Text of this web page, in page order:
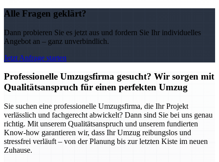
Alle Fragen geklärt?
Dann probieren Sie es jetzt aus und fordern Sie Ihr individuelles
Angebot an – ganz unverbindlich.
Jetzt Anfrage starten
Professionelle Umzugsfirma gesucht? Wir sorgen mit
Qualitätsanspruch für einen perfekten Umzug
Sie suchen eine professionelle Umzugsfirma, die Ihr Projekt
verlässlich und fachgerecht abwickelt? Dann sind Sie bei uns genau
richtig. Mit unserem Qualitätsanspruch und unserem fundierten
Know-how garantieren wir, dass Ihr Umzug reibungslos und
stressfrei verläuft – von der Planung bis zur letzten Kiste im neuen
Zuhause.